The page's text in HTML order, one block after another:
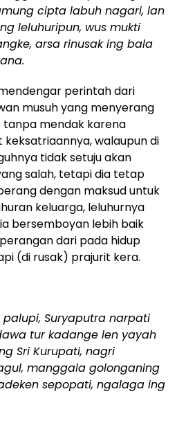
cipta labuh nagari, lan
leluhuripun, wus mukti
arsa rinusak ing bala
perintah dari
musuh yang menyerang
mendak karena
walaupun di
tidak setuju akan
salah, tetapi dia tetap
dengan maksud untuk
keluarga, leluhurnya
bersemboyan lebih baik
dari pada hidup
(di rusak) prajurit kera.
Suryaputra narpati
tur kadange len yayah
Sri Kurupati, nagri
manggala golonganing
sepopati, ngalaga ing